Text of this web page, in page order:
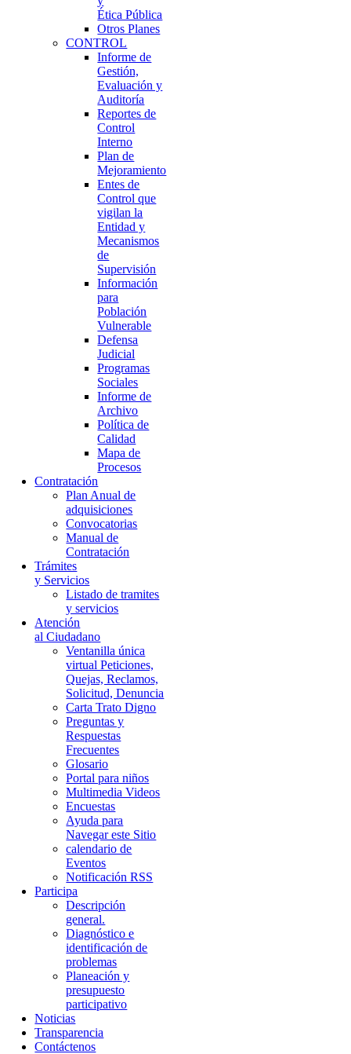
Ética Pública
Otros Planes
CONTROL
Informe de
Gestión,
Evaluación y
Auditoría
Reportes de
Control
Interno
Plan de
Mejoramiento
Entes de
Control que
vigilan la
Entidad y
Mecanismos
de
Supervisión
Información
para
Población
Vulnerable
Defensa
Judicial
Programas
Sociales
Informe de
Archivo
Política de
Calidad
Mapa de
Procesos
Contratación
Plan Anual de
adquisiciones
Convocatorias
Manual de
Contratación
Trámites
y Servicios
Listado de tramites
y servicios
Atención
al Ciudadano
Ventanilla única
virtual Peticiones,
Quejas, Reclamos,
Solicitud, Denuncia
Carta Trato Digno
Preguntas y
Respuestas
Frecuentes
Glosario
Portal para niños
Multimedia Videos
Encuestas
Ayuda para
Navegar este Sitio
calendario de
Eventos
Notificación RSS
Participa
Descripción
general.
Diagnóstico e
identificación de
problemas
Planeación y
presupuesto
participativo
Noticias
Transparencia
Contáctenos